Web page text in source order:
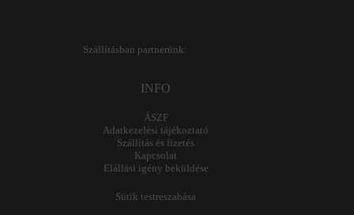
Szállításban partnerünk:
INFO
ÁSZF
Adatkezelési tájékoztató
Szállítás és fizetés
Kapcsolat
Elállási igény beküldése
Sütik testreszabása